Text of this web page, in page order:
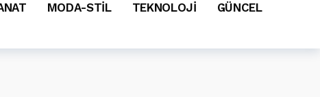
MODA-STİL TEKNOLOJİ
GÜNCEL